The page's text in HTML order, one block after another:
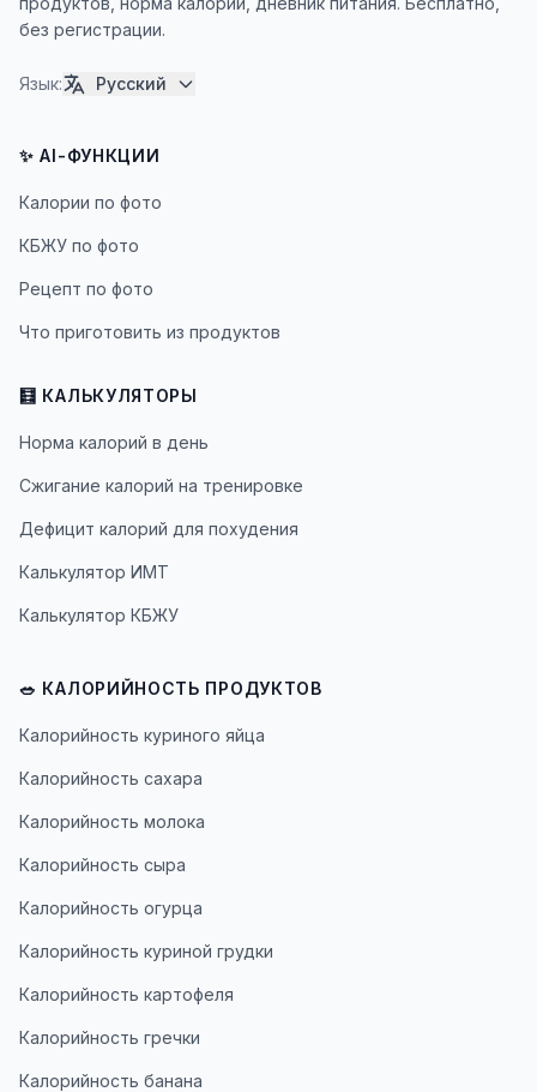
без регистрации.
Язык: Русский
✨ AI-ФУНКЦИИ
Калории по фото
КБЖУ по фото
Рецепт по фото
Что приготовить из продуктов
🧮 КАЛЬКУЛЯТОРЫ
Норма калорий в день
Сжигание калорий на тренировке
Дефицит калорий для похудения
Калькулятор ИМТ
Калькулятор КБЖУ
🥗 КАЛОРИЙНОСТЬ ПРОДУКТОВ
Калорийность куриного яйца
Калорийность сахара
Калорийность молока
Калорийность сыра
Калорийность огурца
Калорийность куриной грудки
Калорийность картофеля
Калорийность гречки
Калорийность банана